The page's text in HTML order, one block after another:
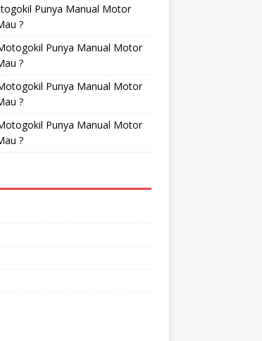
Punya Manual Motor
?
Punya Manual Motor
?
Punya Manual Motor
?
Punya Manual Motor
?